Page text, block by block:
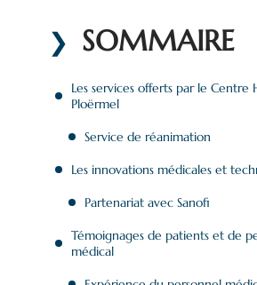
SOMMAIRE
Les services offerts par le Centre
Ploërmel
Service de réanimation
Les innovations médicales et
Partenariat avec Sanofi
Témoignages de patients et de
médical